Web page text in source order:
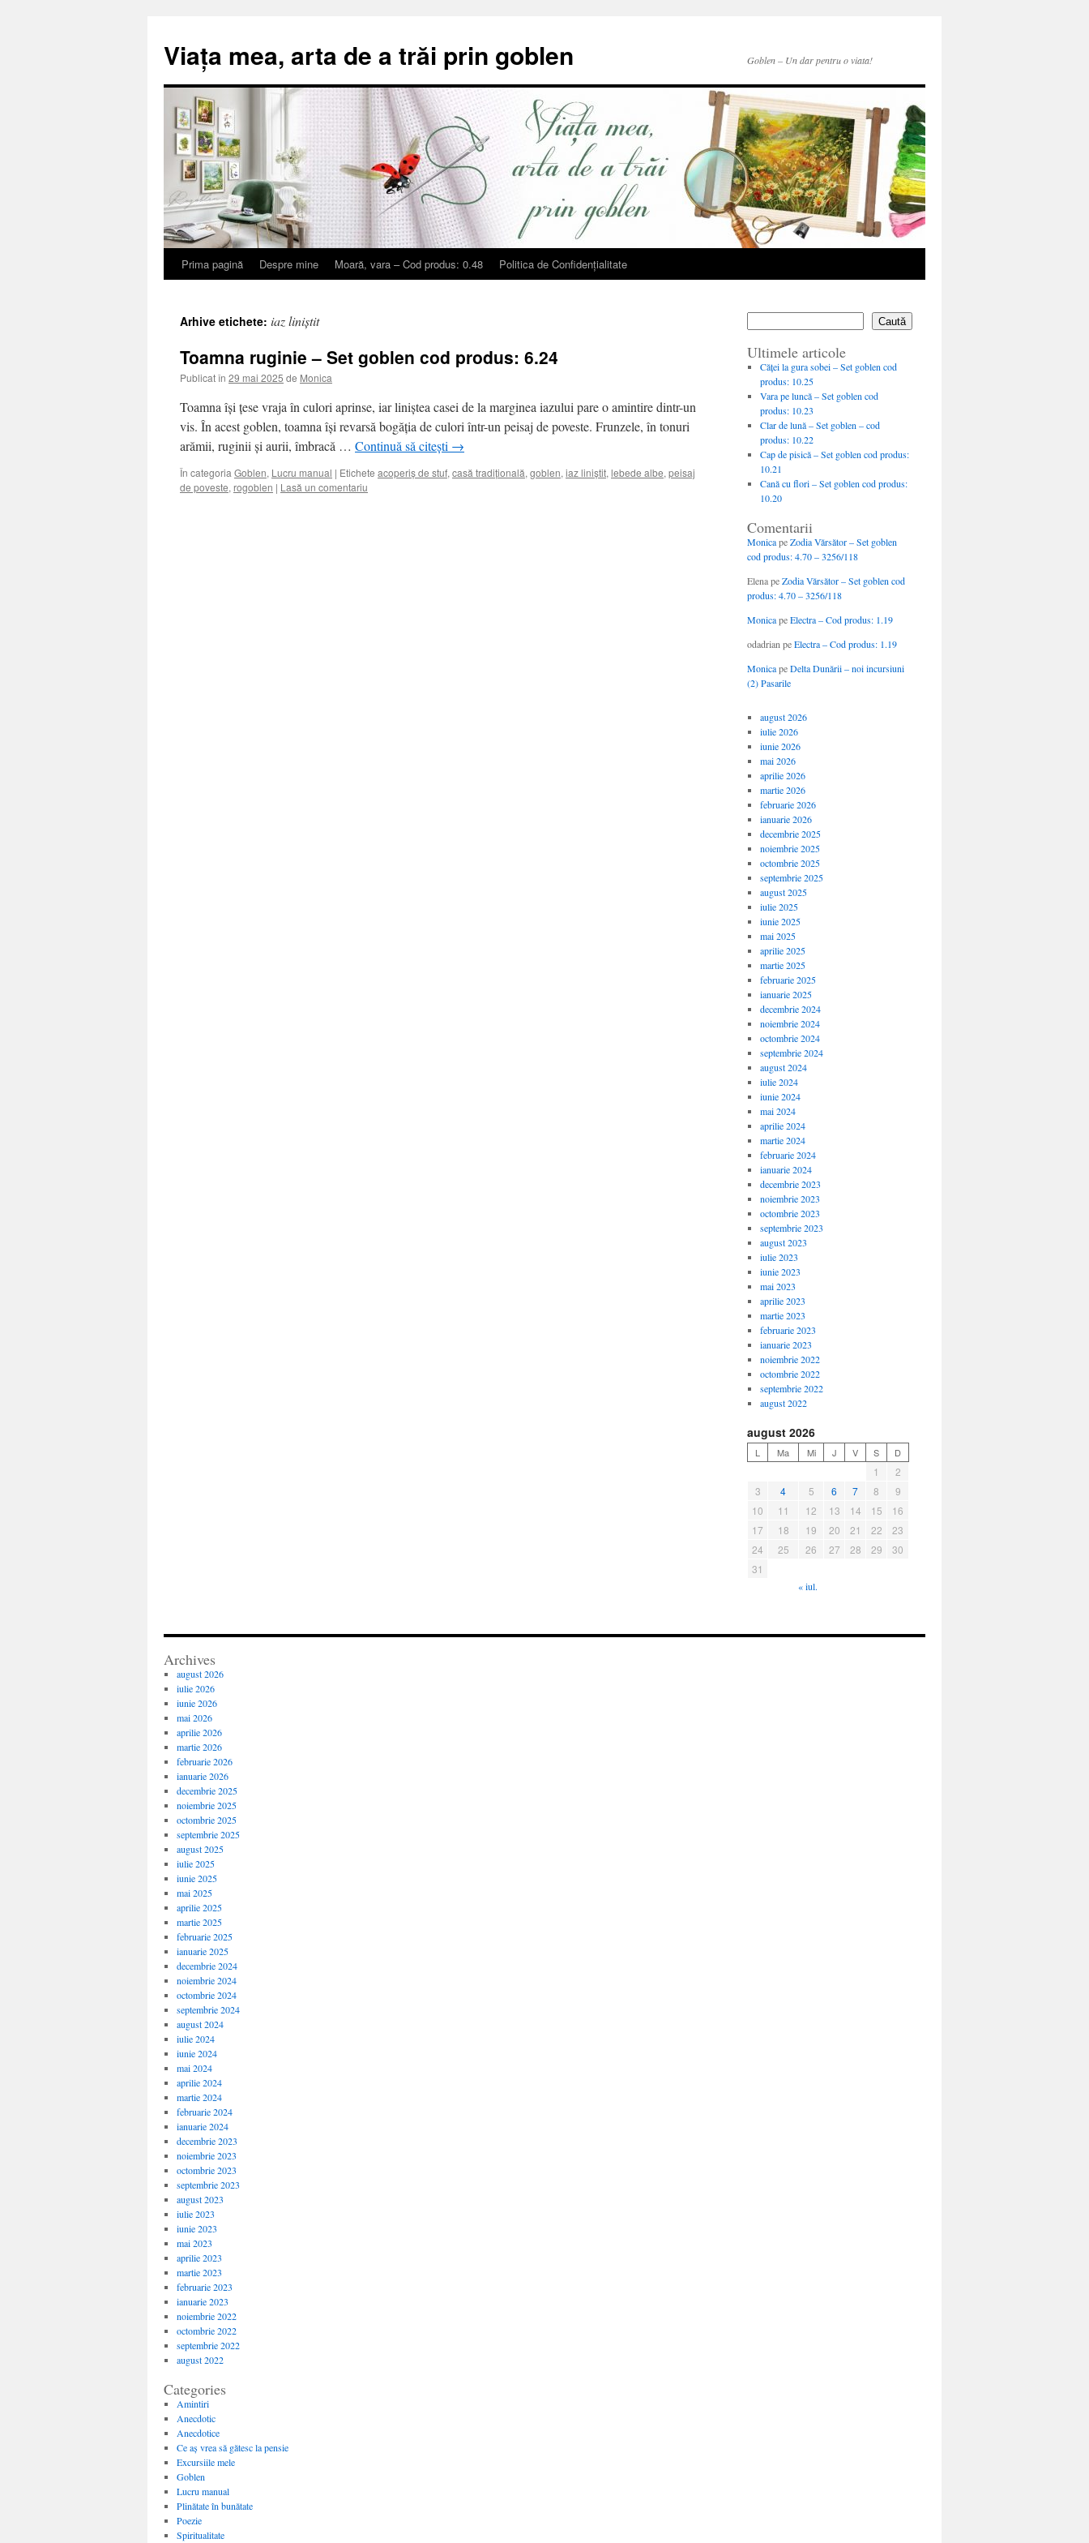
Viața mea, arta de a trăi prin goblen Goblen – Un dar pentru o viata!
Sari
conținut
Prima pagină Despre mine Moară, vara – Cod produs: 0.48 Politica de Confidențialitate
Arhive etichete: iaz liniștit
Toamna ruginie – Set goblen cod produs: 6.24
Publicat în 29 mai 2025 de Monica
Toamna își țese vraja în culori aprinse, iar liniștea casei de la marginea iazului pare o amintire dintr-un
vis. În acest goblen, toamna își revarsă bogăția de culori într-un peisaj de poveste. Frunzele, în tonuri
arămii, ruginii și aurii, îmbracă … Continuă să citești →
În categoria Goblen, Lucru manual | Etichete acoperiș de stuf, casă tradițională, goblen, iaz liniștit, lebede albe, peisaj
de poveste, rogoblen | Lasă un comentariu
Caută
Ultimele articole
Căţei la gura sobei – Set goblen cod
produs: 10.25
Vara pe luncă – Set goblen cod
produs: 10.23
Clar de lună – Set goblen – cod
produs: 10.22
Cap de pisică – Set goblen cod produs:
10.21
Cană cu flori – Set goblen cod produs:
10.20
Comentarii
MonicapeZodia Vărsător – Set goblen
cod produs: 4.70 – 3256/118
ElenapeZodia Vărsător – Set goblen cod
produs: 4.70 – 3256/118
MonicapeElectra – Cod produs: 1.19
odadrian peElectra – Cod produs: 1.19
MonicapeDelta Dunării – noi incursiuni
(2) Pasarile
august 2026
iulie 2026
iunie 2026
mai 2026
aprilie 2026
martie 2026
februarie 2026
ianuarie 2026
decembrie 2025
noiembrie 2025
octombrie 2025
septembrie 2025
august 2025
iulie 2025
iunie 2025
mai 2025
aprilie 2025
martie 2025
februarie 2025
ianuarie 2025
decembrie 2024
noiembrie 2024
octombrie 2024
septembrie 2024
august 2024
iulie 2024
iunie 2024
mai 2024
aprilie 2024
martie 2024
februarie 2024
ianuarie 2024
decembrie 2023
noiembrie 2023
octombrie 2023
septembrie 2023
august 2023
iulie 2023
iunie 2023
mai 2023
aprilie 2023
martie 2023
februarie 2023
ianuarie 2023
noiembrie 2022
octombrie 2022
septembrie 2022
august 2022
august 2026
L Ma Mi J V S D
1
2
3
4 5 6 7 8
9
10
11 12 13 14 15
16
17
18 19 20 21 22
23
24
25 26 27 28 29
30
31
« iul.
Archives
august 2026
iulie 2026
iunie 2026
mai 2026
aprilie 2026
martie 2026
februarie 2026
ianuarie 2026
decembrie 2025
noiembrie 2025
octombrie 2025
septembrie 2025
august 2025
iulie 2025
iunie 2025
mai 2025
aprilie 2025
martie 2025
februarie 2025
ianuarie 2025
decembrie 2024
noiembrie 2024
octombrie 2024
septembrie 2024
august 2024
iulie 2024
iunie 2024
mai 2024
aprilie 2024
martie 2024
februarie 2024
ianuarie 2024
decembrie 2023
noiembrie 2023
octombrie 2023
septembrie 2023
august 2023
iulie 2023
iunie 2023
mai 2023
aprilie 2023
martie 2023
februarie 2023
ianuarie 2023
noiembrie 2022
octombrie 2022
septembrie 2022
august 2022
Categories
Amintiri
Anecdotic
Anecdotice
Ce aș vrea să gătesc la pensie
Excursiile mele
Goblen
Lucru manual
Plinătate în bunătate
Poezie
Spiritualitate